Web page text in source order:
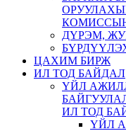
ДҮРЭМ,
ЦАХИМ БИРЖ
ИЛ ТОД БАЙДАЛ
ҮЙЛ
ИЛ ТОД
ҮЙЛ